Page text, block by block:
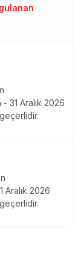
31 Aralık 2026
Aralık 2026